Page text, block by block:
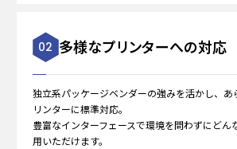
02 多様なプリンターへの対応
独立系パッケージベンダーの強みを活かし、
リンターに標準対応。
豊富なインターフェースで環境を問わずにどん
用いただけます。